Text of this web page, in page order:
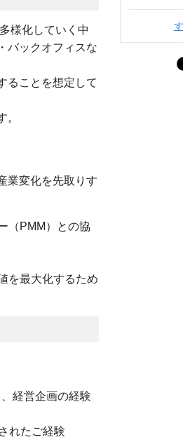
様化していく中
バックオフィスな
ることを想定して
業変化を先取りす
（PMM）との協
を最大化するため
経営企画の経験
れたご経験